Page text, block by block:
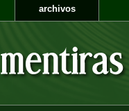
archivos